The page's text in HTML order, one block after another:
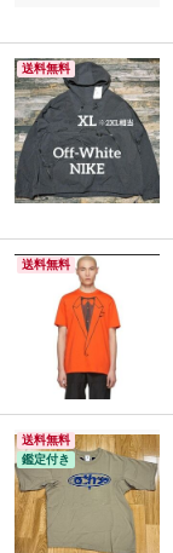
送料無料
送料無料
送料無料
鑑定付き